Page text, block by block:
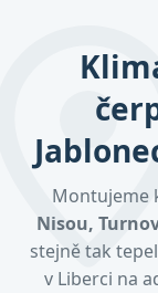
Montujeme
Nisou,
stejně tak
v Liberci na